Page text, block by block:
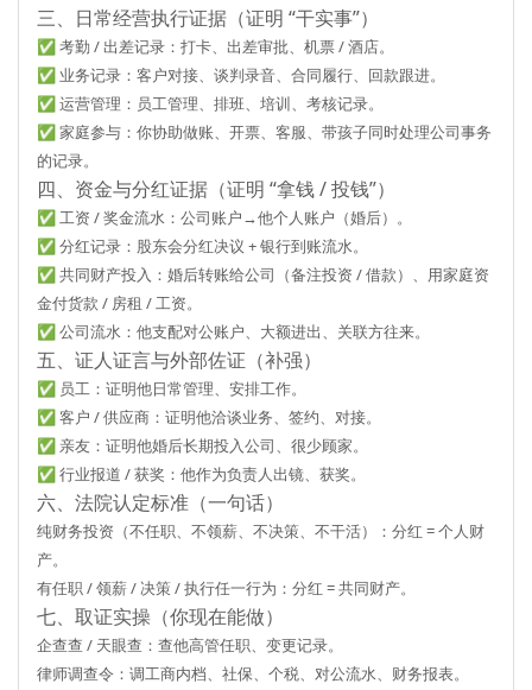
三、日常经营执行证据（证明 “干实事”）
✅ 考勤 / 出差记录： 打卡、出差审批、机票 / 酒店。
✅ 业务记录： 客户对接、谈判录音、合同履行、回款跟进。
✅ 运营管理： 员工管理、排班、培训、考核记录。
✅ 家庭参与：你协助做账、开票、客服、带孩子同时处理公司事务
的记录。
四、资金与分红证据（证明 “拿钱 / 投钱”）
✅ 工资 / 奖金流水： 公司账户→他个人账户 （婚后）。
✅ 分红记录： 股东会分红决议 + 银行到账流水。
✅ 共同财产投入： 婚后转账给公司（备注投资 / 借款）、用家庭资
金付货款 / 房租 / 工资。
✅ 公司流水： 他支配对公账户、大额进出、关联方往来。
五、证人证言与外部佐证（补强）
✅ 员工： 证明他日常管理、安排工作。
✅ 客户 / 供应商： 证明他洽谈业务、签约、对接。
✅ 亲友： 证明他婚后长期投入公司、很少顾家。
✅ 行业报道 / 获奖： 他作为负责人出镜、获奖。
六、法院认定标准（一句话）
纯财务投资（不任职、不领薪、不决策、不干活）
：分红 = 个人财
产。
有任职 / 领薪 / 决策 / 执行任一行为 ：分红 = 共同财产。
七、取证实操（你现在能做）
企查查 / 天眼查： 查他高管任职、变更记录。
律师调查令： 调工商内档、社保、个税、对公流水、财务报表。